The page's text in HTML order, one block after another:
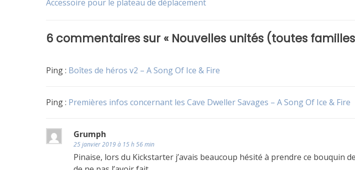
Le
classé
Sortie
Navigation
de
Accessoire pour le plateau de déplacement
6 commentaires sur « Nouvelles unités (toutes
Ping : Boîtes de héros v2 – A Song Of Ice & Fire
Ping : Premières infos concernant les Cave Dweller Savages – A Song Of Ice & Fire
Grumph
25 janvier 2019 à 15 h 56 min
Pinaise, lors du Kickstarter j’avais beaucoup hésité à prendre ce bouquin